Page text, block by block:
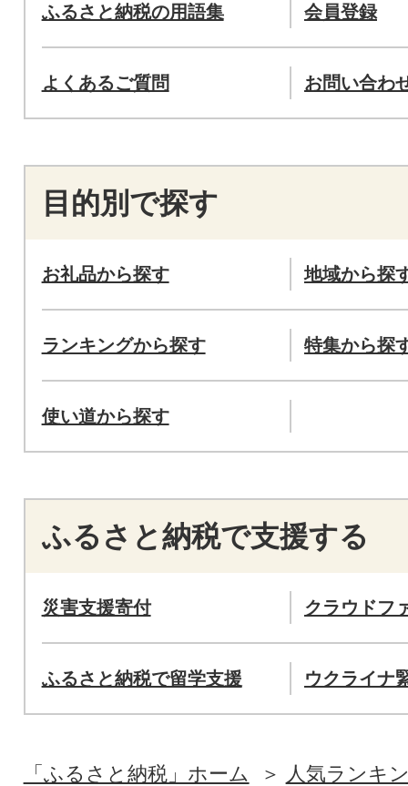
ふるさと納税の用語集 会員登録
よくあるご質問 お問い合わ
目的別で探す
お礼品から探す 地域から探
ランキングから探す 特集から探
使い道から探す
ふるさと納税で支援する
災害支援寄付 クラウドフ
ふるさと納税で留学支援 ウクライナ
「ふるさと納税」ホーム
人気ランキ